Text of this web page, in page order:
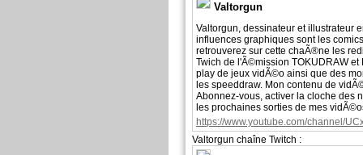
Valtorgun
Valtorgun, dessinateur et illustrateur
influences graphiques sont les
retrouverez sur cette chaÃ®ne les
Twich de l'Ã©mission TOKUDRAW et
play de jeux vidÃ©o ainsi que des
les speeddraw. Mon contenu de
Abonnez-vous, activer la cloche des
les prochaines sorties de mes
https://www.youtube.com/channel/
Valtorgun chaîne Twitch :